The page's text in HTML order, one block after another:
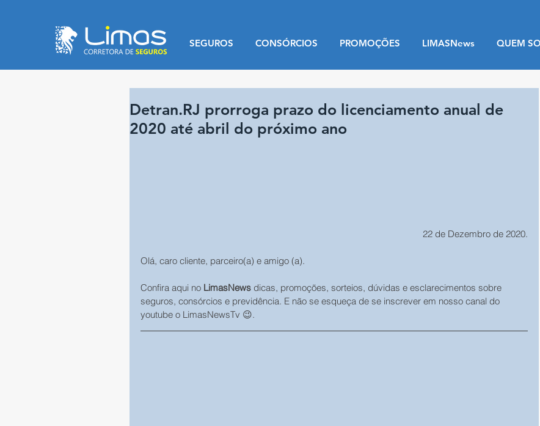
SEGUROS CONSÓRCIOS PROMOÇÕES LIMASNews QUEM
Detran.RJ prorroga prazo do licenciamento anual de
2020 até abril do próximo ano
22 de Dezembro de 2020.
Olá, caro cliente, parceiro(a) e amigo (a).
Confira aqui no LimasNews dicas, promoções, sorteios, dúvidas e esclarecimentos sobre
seguros, consórcios e previdência. E não se esqueça de se inscrever em nosso canal do
youtube o LimasNewsTv 😉.